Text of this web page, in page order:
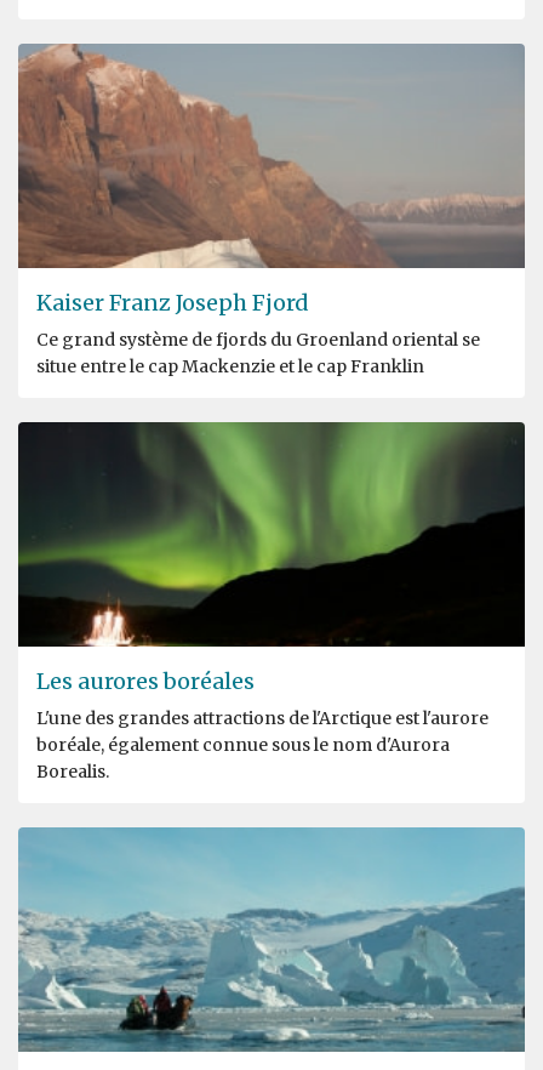
Kaiser Franz Joseph Fjord
Ce grand système de fjords du Groenland oriental se
situe entre le cap Mackenzie et le cap Franklin
Les aurores boréales
L'une des grandes attractions de l'Arctique est l'aurore
boréale, également connue sous le nom d'Aurora
Borealis.